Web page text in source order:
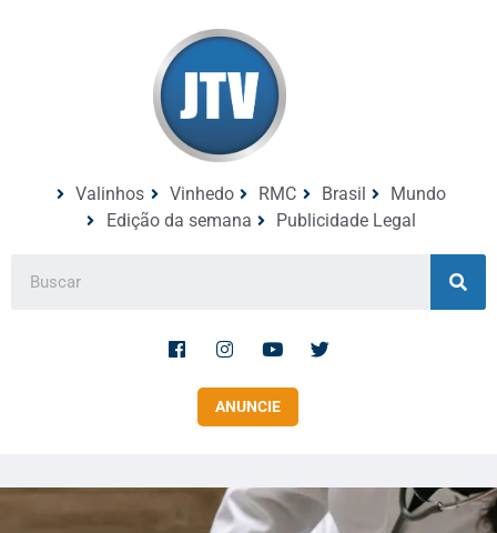
Valinhos Vinhedo RMC Brasil
Mundo
Edição da semana
Publicidade Legal
ANUNCIE